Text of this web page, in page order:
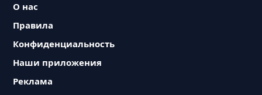
О нас
Правила
Конфиденциальность
Наши приложения
Реклама